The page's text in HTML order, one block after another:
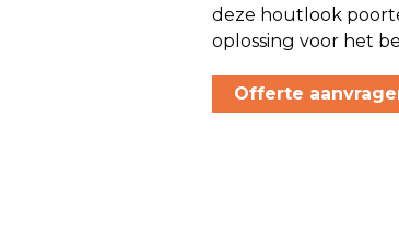
deze houtlook
oplossing voor het
Offerte